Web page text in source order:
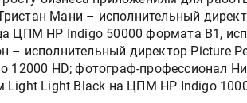
Мани – исполнительный
ЦПМ HP Indigo 50000 формата B1,
– исполнительный директор Picture
HD; фотограф-профессионал
Light Light Black на ЦПМ HP Indigo